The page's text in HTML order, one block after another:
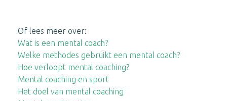
Of lees meer over:
Wat is een mental coach?
Welke methodes gebruikt een mental coach?
Hoe verloopt mental coaching?
Mental coaching en sport
Het doel van mental coaching